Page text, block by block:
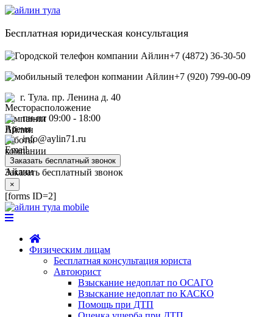
Бесплатная юридическая консультация
+7 (4872) 36-30-50
+7 (920) 799-00-09
г. Тула. пр. Ленина д. 40
пн-пт 09:00 - 18:00
info@aylin71.ru
Заказать бесплатный звонок
Заказать бесплатный звонок
×
[forms ID=2]
Физическим лицам
Бесплатная консультация юриста
Автоюрист
Взыскание недоплат по ОСАГО
Взыскание недоплат по КАСКО
Помощь при ДТП